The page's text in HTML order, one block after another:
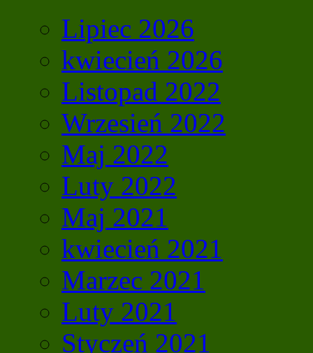
Lipiec 2026
kwiecień 2026
Listopad 2022
Wrzesień 2022
Maj 2022
Luty 2022
Maj 2021
kwiecień 2021
Marzec 2021
Luty 2021
Styczeń 2021